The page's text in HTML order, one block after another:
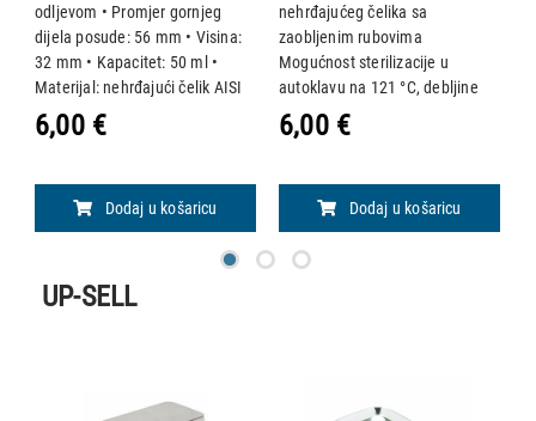
odljevom • Promjer gornjeg
dijela posude: 56 mm • Visina:
32 mm • Kapacitet: 50 ml •
Materijal: nehrđajući čelik AISI
304 Mogućnost sterilizacije u
autoklavu na 121 °C.
6,00 €
Dodaj u košaricu
nehrđajućeg čelika sa
zaobljenim rubovima
Mogućnost sterilizacije u
autoklavu na 121 °C, debljine
0,5 mm. • Dimenzije: 162 x 77 x
31 mm • Kapacitet: 190 ml
6,00 €
Dodaj u košaricu
UP-SELL